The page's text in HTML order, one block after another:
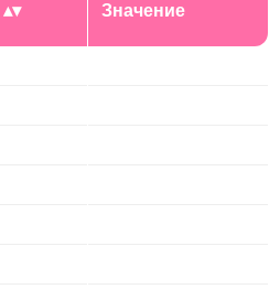
Значение